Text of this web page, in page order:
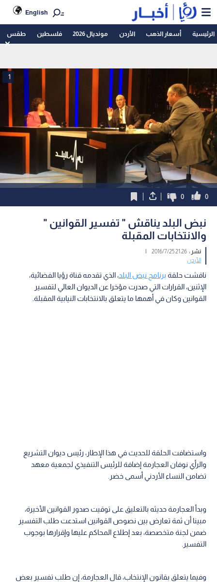
English
الرئيسية أسعار الذهب الأردن مونديال 2026 فلسطين طقس
1
0
0
نبض البلد يناقش " تفسير القوانين "
والانتخابات المقبلة
نشر :21:26 2016/7/25
|
الأردن
ناقشت حلقة برنامج نبض البلد، الذي تقدمه قناة رؤيا الفضائية،
الإثنين، القرارات التي صدرت مؤخرا عن الديوان العالي لتفسير
القوانين وكان في أهمها ما يتعلق بالانتخابات النيابية المقبلة.
واستضافت الحلقة للحديث في هذا الإطار، رئيس ديوان التشريع
والرأي نوفان العجارمة إضافة للرئيس التنفيذي لجمعية معهد
تضامن النساء الأردني أسمى خضر.
وبدأ العجارمة حديثه بالتعليق على توقيت صدور القوانين الأخيرة،
مبينا أن ثمة تعارض بين نصوص القوانين استدعت طلب التفسير
ضمن لجنة متخصصة، بعد إطلاع المحاكم عليها وإقرارها بوجوب
التفسير.
وفيما يتعلق بقانون الإنتخاب، قال العجارمة، إن طلب تفسير بعض